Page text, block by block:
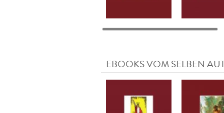
EBOOKS VOM SELBEN